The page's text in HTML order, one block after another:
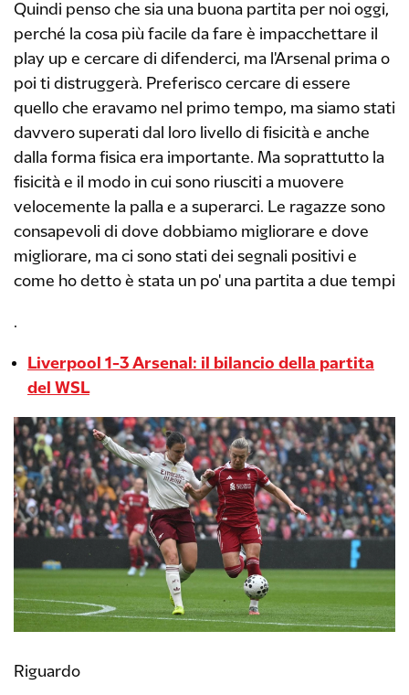
Quindi penso che sia una buona partita per noi oggi,
perché la cosa più facile da fare è impacchettare il
play up e cercare di difenderci, ma l'Arsenal prima o
poi ti distruggerà. Preferisco cercare di essere
quello che eravamo nel primo tempo, ma siamo stati
davvero superati dal loro livello di fisicità e anche
dalla forma fisica era importante. Ma soprattutto la
fisicità e il modo in cui sono riusciti a muovere
velocemente la palla e a superarci. Le ragazze sono
consapevoli di dove dobbiamo migliorare e dove
migliorare, ma ci sono stati dei segnali positivi e
come ho detto è stata un po' una partita a due tempi
.
Liverpool 1-3 Arsenal: il bilancio della partita
del WSL
Riguardo